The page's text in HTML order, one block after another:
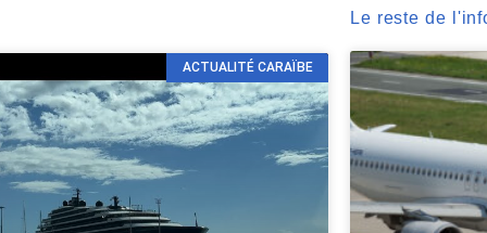
ACTUALITÉ CARAÏBE
Le reste de